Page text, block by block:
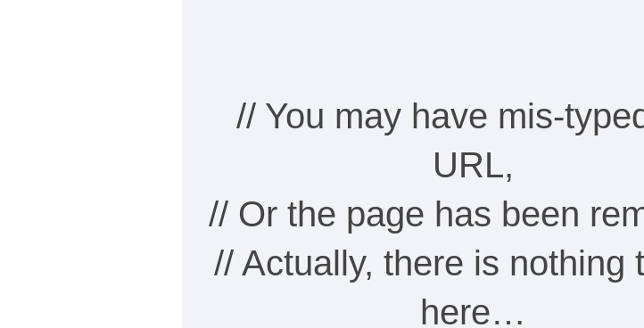
// You may have mis-
URL,
// Or the page has been
// Actually, there is nothing
here…